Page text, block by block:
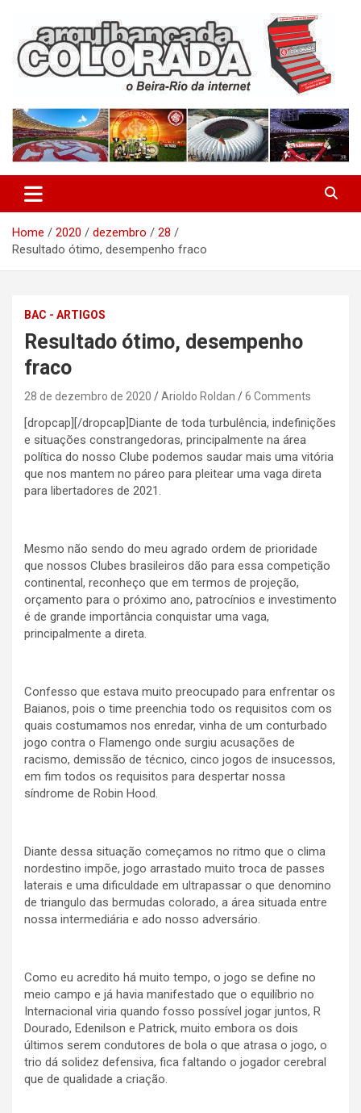
content
Arquibancada Colorada
Home 2020 dezembro
28
Resultado ótimo, desempenho fraco
BAC - ARTIGOS
Resultado ótimo, desempenho
fraco
28 de dezembro de 2020 Arioldo Roldan 6 Comments
[dropcap][/dropcap]Diante de toda turbulência, indefinições
e situações constrangedoras, principalmente na área
política do nosso Clube podemos saudar mais uma vitória
que nos mantem no páreo para pleitear uma vaga direta
para libertadores de 2021.
Mesmo não sendo do meu agrado ordem de prioridade
que nossos Clubes brasileiros dão para essa competição
continental, reconheço que em termos de projeção,
orçamento para o próximo ano, patrocínios e investimento
é de grande importância conquistar uma vaga,
principalmente a direta.
Confesso que estava muito preocupado para enfrentar os
Baianos, pois o time preenchia todo os requisitos com os
quais costumamos nos enredar, vinha de um conturbado
jogo contra o Flamengo onde surgiu acusações de
racismo, demissão de técnico, cinco jogos de insucessos,
em fim todos os requisitos para despertar nossa
síndrome de Robin Hood.
Diante dessa situação começamos no ritmo que o clima
nordestino impõe, jogo arrastado muito troca de passes
laterais e uma dificuldade em ultrapassar o que denomino
de triangulo das bermudas colorado, a área situada entre
nossa intermediária e ado nosso adversário.
Como eu acredito há muito tempo, o jogo se define no
meio campo e já havia manifestado que o equilíbrio no
Internacional viria quando fosso possível jogar juntos, R
Dourado, Edenilson e Patrick, muito embora os dois
últimos serem condutores de bola o que atrasa o jogo, o
trio dá solidez defensiva, fica faltando o jogador cerebral
que de qualidade a criação.